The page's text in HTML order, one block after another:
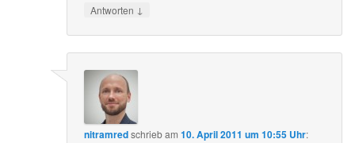
Antworten ↓
nitramredschriebam10. April 2011 um 10:55 Uhr: